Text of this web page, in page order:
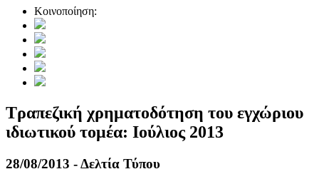
Κοινοποίηση:
Τραπεζική χρηματοδότηση του εγχώριου
ιδιωτικού τομέα: Ioύλιος 2013
28/08/2013 - Δελτία Τύπου